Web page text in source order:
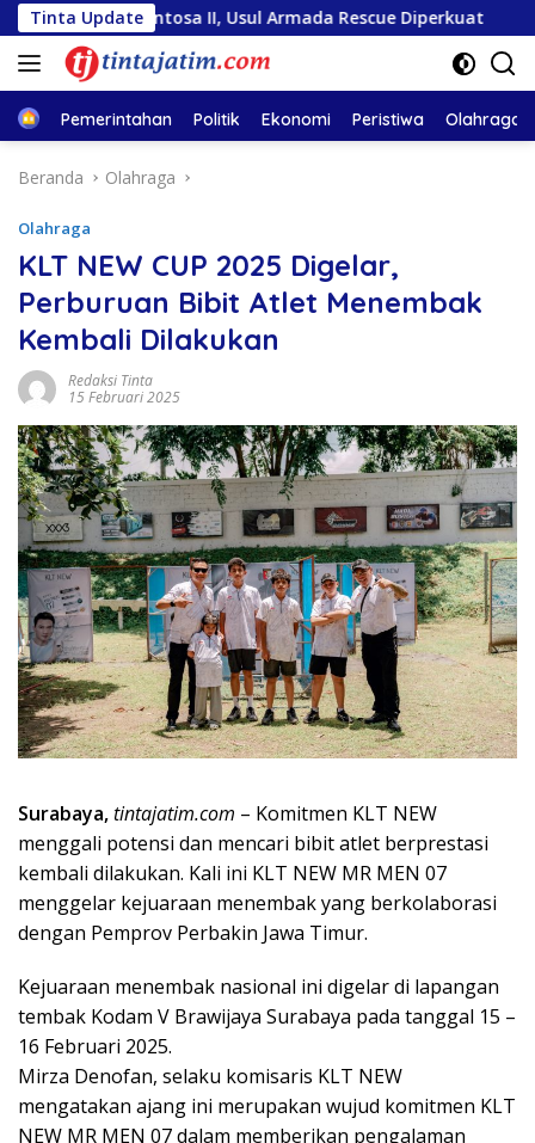
Langsung
ke
konten
Tinta Update
Sentosa II, Usul Armada Rescue Diperkuat Sambut
HomePemerintahan Politik Ekonomi Peristiwa Olahraga
Beranda Olahraga
Olahraga
KLT NEW CUP 2025 Digelar,
Perburuan Bibit Atlet Menembak
Kembali Dilakukan
Redaksi Tinta
15 Februari 2025
Surabaya,tintajatim.com – Komitmen KLT NEW
menggali potensi dan mencari bibit atlet berprestasi
kembali dilakukan. Kali ini KLT NEW MR MEN 07
menggelar kejuaraan menembak yang berkolaborasi
dengan Pemprov Perbakin Jawa Timur.
Kejuaraan menembak nasional ini digelar di lapangan
tembak Kodam V Brawijaya Surabaya pada tanggal 15 –
16 Februari 2025.
Mirza Denofan, selaku komisaris KLT NEW
mengatakan ajang ini merupakan wujud komitmen KLT
NEW MR MEN 07 dalam memberikan pengalaman